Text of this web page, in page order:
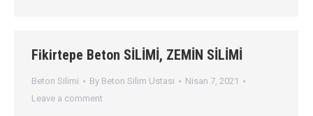
Fikirtepe Beton SİLİMİ, ZEMİN SİLİMİ
Beton Silimi By Beton Silim Ustası
Nisan 7, 2021
Leave a comment